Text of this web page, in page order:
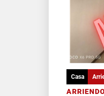
Casa